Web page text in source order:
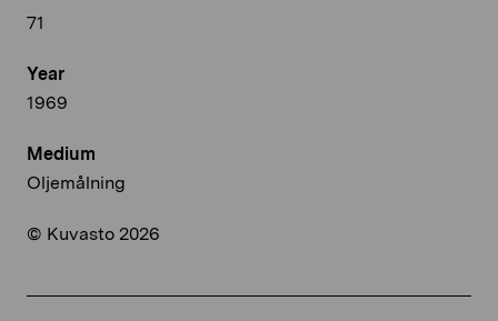
71
Year
1969
Medium
Oljemålning
© Kuvasto 2026